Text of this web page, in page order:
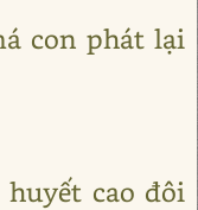
con phát lại
cao đôi